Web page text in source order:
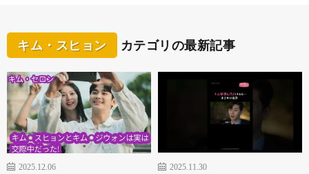
キム・スヒョン カテゴリの最新記事
2025.12.06 2025.11.30